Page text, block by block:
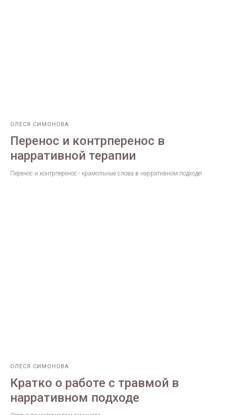
ОЛЕСЯ СИМОНОВА
Перенос и контрперенос в
нарративной терапии
Перенос и контрперенос - крамольные слова в нарративном подходе!
ОЛЕСЯ СИМОНОВА
Кратко о работе с травмой в
нарративном подходе